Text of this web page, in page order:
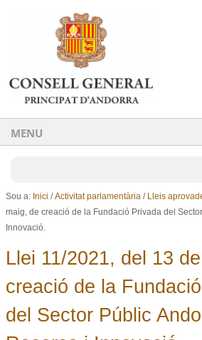
Ves al contingut.
Salta a la navegació
MENU
Sou a: Inici /Activitat parlamentària / Lleis
maig, de creació de la Fundació Privada del
Innovació.
Llei 11/2021, del 13
creació de la
del Sector Públic